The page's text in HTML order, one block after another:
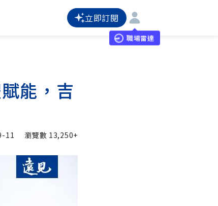
立即訂閱
職場雷達
能，吉
11 瀏覽數 13,250+